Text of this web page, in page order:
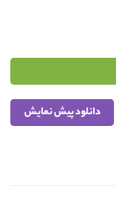
دانلود پیش نمایش